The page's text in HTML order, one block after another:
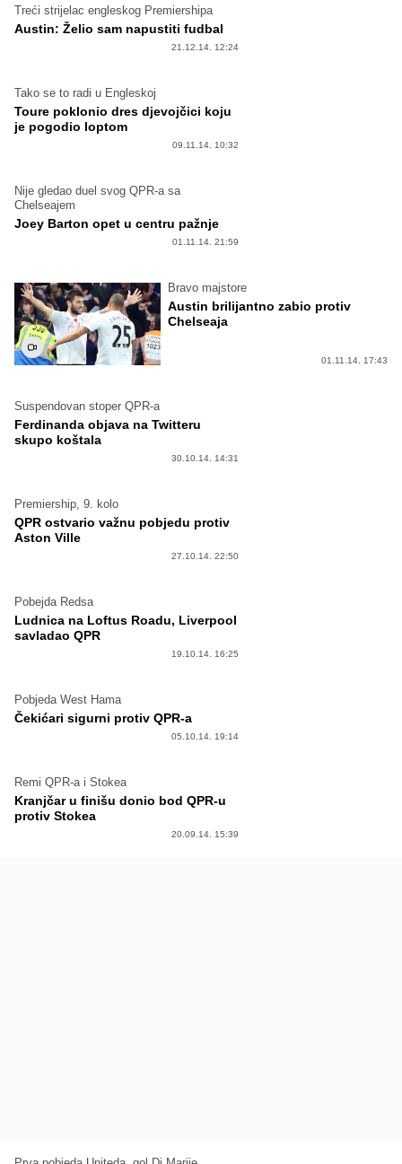
Treći strijelac engleskog Premiershipa
Austin: Želio sam napustiti fudbal
21.12.14. 12:24
Tako se to radi u Engleskoj
Toure poklonio dres djevojčici koju
je pogodio loptom
09.11.14. 10:32
Nije gledao duel svog QPR-a sa
Chelseajem
Joey Barton opet u centru pažnje
01.11.14. 21:59
Bravo majstore
Austin brilijantno zabio protiv
Chelseaja
01.11.14. 17:43
Suspendovan stoper QPR-a
Ferdinanda objava na Twitteru
skupo koštala
30.10.14. 14:31
Premiership, 9. kolo
QPR ostvario važnu pobjedu protiv
Aston Ville
27.10.14. 22:50
Pobejda Redsa
Ludnica na Loftus Roadu, Liverpool
savladao QPR
19.10.14. 16:25
Pobjeda West Hama
Čekićari sigurni protiv QPR-a
05.10.14. 19:14
Remi QPR-a i Stokea
Kranjčar u finišu donio bod QPR-u
protiv Stokea
20.09.14. 15:39